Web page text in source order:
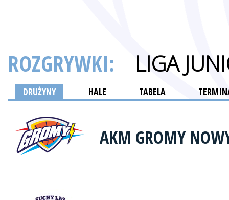
ROZGRYWKI: LIGA
DRUŻYNY HALE TABELA
AKM GROMY